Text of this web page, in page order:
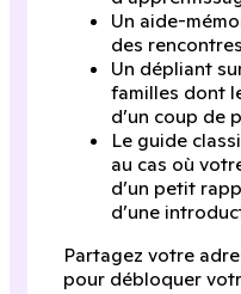
Un aide-
des
Un dépliant
familles dont
d’un coup de
Le guide
au cas où
d’un petit
d’une
Partagez votre
pour débloquer